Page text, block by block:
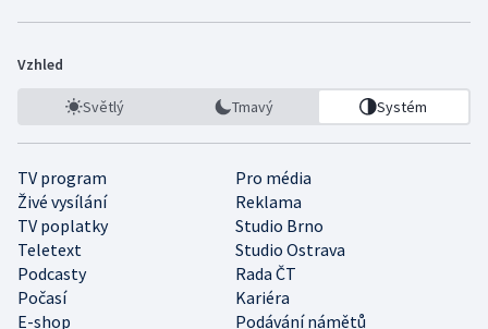
Vzhled
Světlý Tmavý Systém
TV program
Pro média
Živé vysílání
Reklama
TV poplatky
Studio Brno
Teletext
Studio Ostrava
Podcasty
Rada ČT
Počasí
Kariéra
E-shop
Podávání námětů